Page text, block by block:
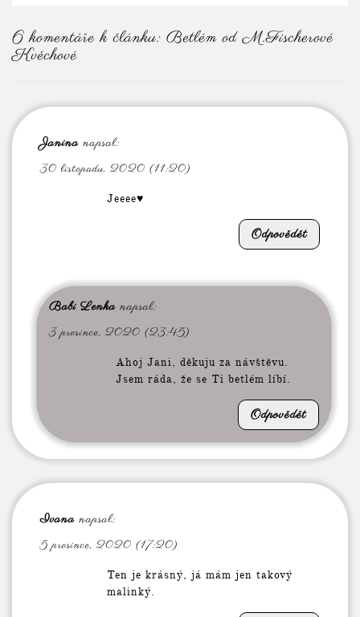
6 komentáře k článku: Betlém od M.Fischerové
Kvěchové
Janina napsal:
30 listopadu, 2020 (11:20)
Jeeee♥️
Odpovědět
Babi Lenka napsal:
3 prosince, 2020 (23:45)
Ahoj Jani, děkuju za návštěvu.
Jsem ráda, že se Ti betlém líbí.
Odpovědět
Ivana napsal:
5 prosince, 2020 (17:20)
Ten je krásný, já mám jen takový
malinký.